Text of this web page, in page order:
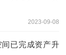
2023-09-08
已完成资产升